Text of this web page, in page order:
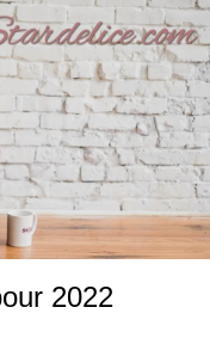
2022